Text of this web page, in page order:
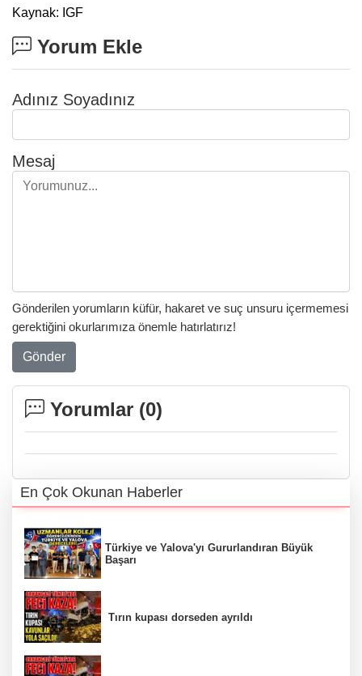
Kaynak: IGF
Yorum Ekle
Adınız Soyadınız
Mesaj
Gönderilen yorumların küfür, hakaret ve suç unsuru içermemesi
gerektiğini okurlarımıza önemle hatırlatırız!
Gönder
Yorumlar (0)
En Çok Okunan Haberler
Türkiye ve Yalova'yı Gururlandıran Büyük
Başarı
Tırın kupası dorseden ayrıldı